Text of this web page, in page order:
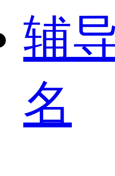
辅
名